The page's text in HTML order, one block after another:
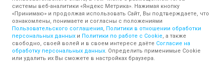
системы веб-аналитики «Яндекс Метрика». Нажимая кнопку
«Принимаю» и продолжая использовать Сайт, Вы подтверждаете, что
ознакомлены, понимаете и согласны с положениями
Пользовательского соглашения, Политики в отношении обработки
персональных данных и Политики по работе с Cookie, а также
свободно, своей волей и в своем интересе даёте Согласие на
обработку персональных данных. Определить применимые Cookie
или удалить их Вы сможете в настройках браузера.